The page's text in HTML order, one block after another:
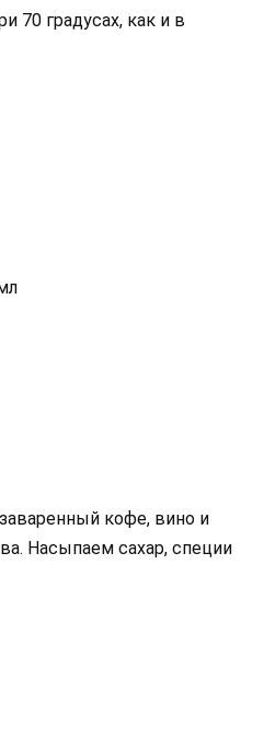
70 градусах, как и в
кофе, вино и
Насыпаем сахар, специи